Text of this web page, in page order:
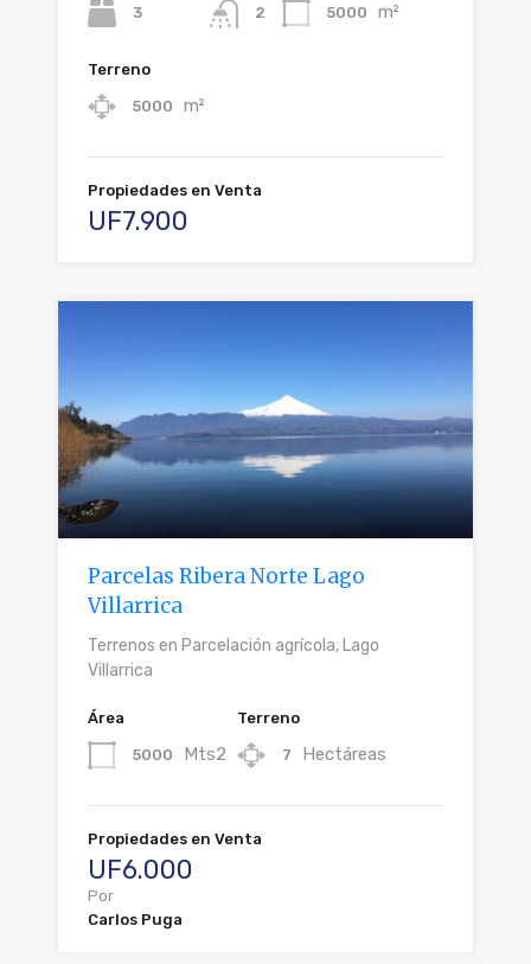
3 2 5000 m²
Terreno
5000 m²
Propiedades en Venta
UF7.900
Parcelas Ribera Norte Lago
Villarrica
Terrenos en Parcelación agrícola, Lago
Villarrica
Área
5000 Mts2
Terreno
7 Hectáreas
Propiedades en Venta
UF6.000
Por
Carlos Puga